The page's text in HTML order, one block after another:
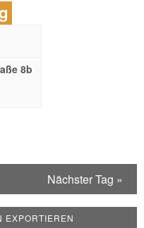
8b
Nächster Tag »
EXPORTIEREN